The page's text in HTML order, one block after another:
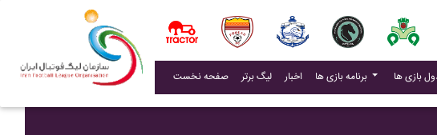
صفحه نخست لیگ برتر اخبار(current) برنامه بازی ها